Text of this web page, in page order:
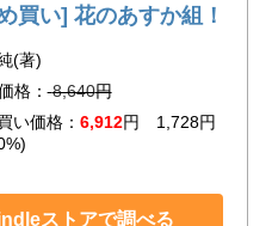
買い] 花のあすか組！
(著)
格： 8,640円
い価格： 6,912円 1,728円
ストアで調べる